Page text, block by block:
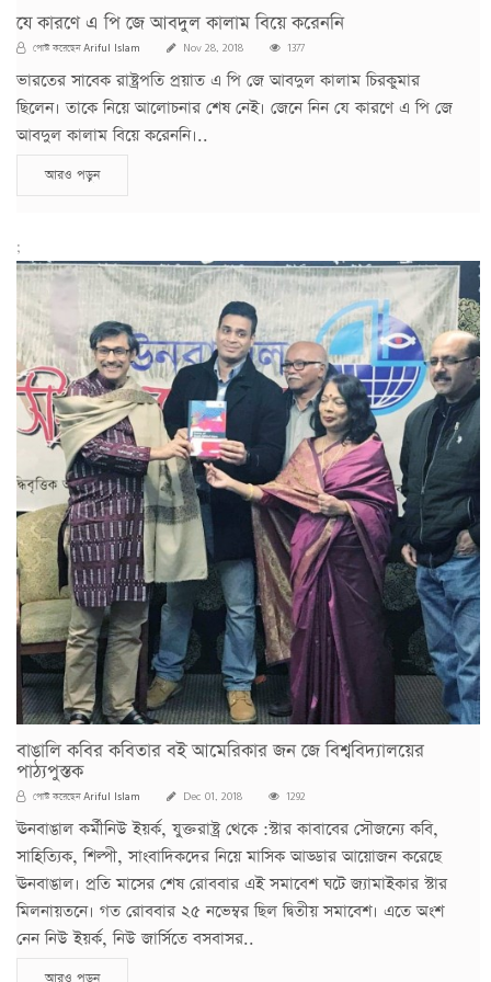
যে কারণে এ পি জে আবদুল কালাম বিয়ে করেননি
পোস্ট করেছেনAriful Islam Nov 28, 2018 1377
ভারতের সাবেক রাষ্ট্রপতি প্রয়াত এ পি জে আবদুল কালাম চিরকুমার
ছিলেন। তাকে নিয়ে আলোচনার শেষ নেই। জেনে নিন যে কারণে এ পি জে
আবদুল কালাম বিয়ে করেননি।..
আরও পড়ুন
;
বাঙালি কবির কবিতার বই আমেরিকার জন জে বিশ্ববিদ্যালয়ের
পাঠ্যপুস্তক
পোস্ট করেছেনAriful Islam Dec 01, 2018 1292
ঊনবাঙাল কর্মীনিউ ইয়র্ক, যুক্তরাষ্ট্র থেকে :স্টার কাবাবের সৌজন্যে কবি,
সাহিত্যিক, শিল্পী, সাংবাদিকদের নিয়ে মাসিক আড্ডার আয়োজন করেছে
ঊনবাঙাল। প্রতি মাসের শেষ রোববার এই সমাবেশ ঘটে জ্যামাইকার স্টার
মিলনায়তনে। গত রোববার ২৫ নভেম্বর ছিল দ্বিতীয় সমাবেশ। এতে অংশ
নেন নিউ ইয়র্ক, নিউ জার্সিতে বসবাসর..
আরও পড়ুন